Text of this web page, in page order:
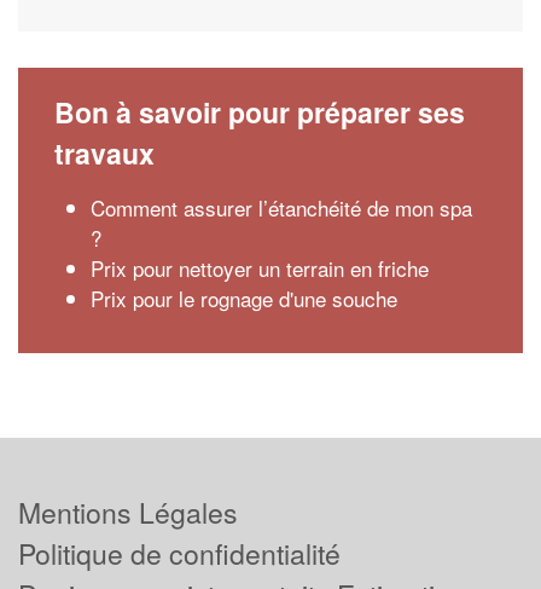
Bon à savoir pour préparer ses
travaux
Comment assurer l’étanchéité de mon spa
?
Prix pour nettoyer un terrain en friche
Prix pour le rognage d'une souche
Mentions Légales
Politique de confidentialité